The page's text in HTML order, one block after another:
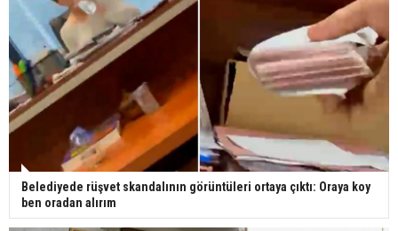
Belediyede rüşvet skandalının görüntüleri ortaya çıktı: Oraya koy
ben oradan alırım